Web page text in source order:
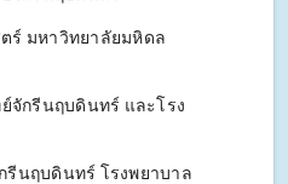
ร์ มหาวิทยาลัยมหิดล
จักรีนฤบดินทร์ และโรง
นฤบดินทร์ โรงพยาบาล